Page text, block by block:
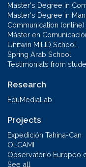
Master's Degree in
Master's Degree in
Communication (online)
Máster en
Unitwin MILID School
Spring Arab School
Testimonials from
Research
EduMediaLab
Projects
Expedición Tahina-Can
OLCAMI
Observatorio Europeo
See all